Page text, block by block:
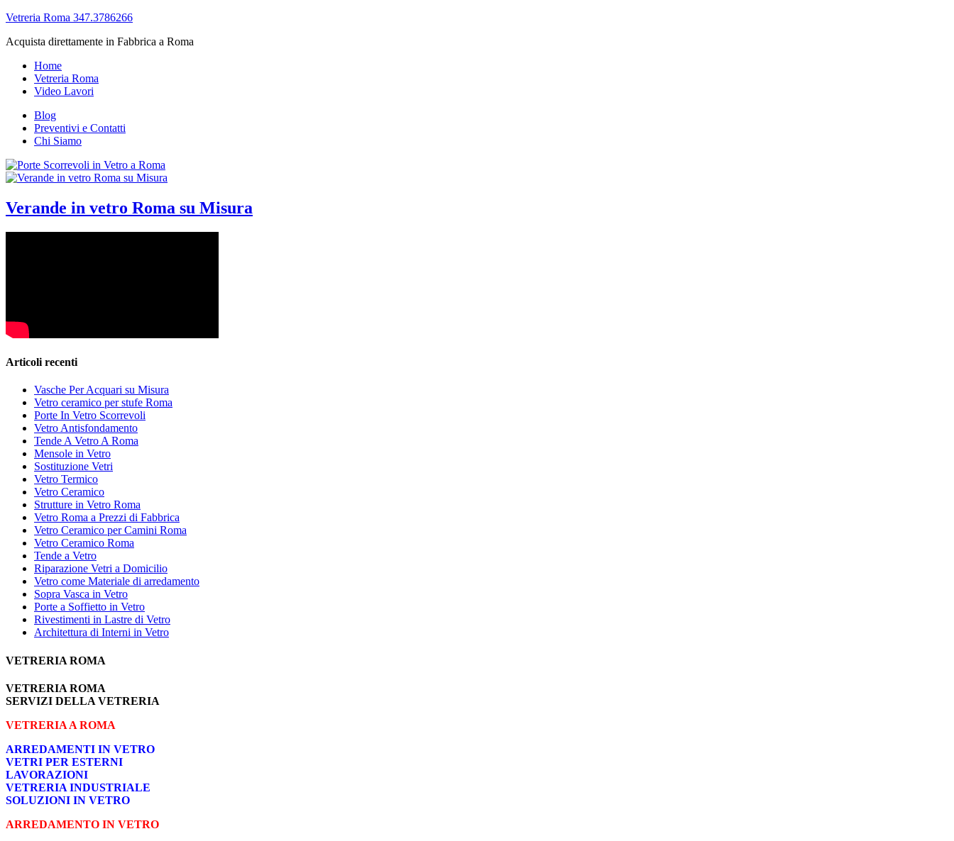
Vetreria Roma 347.3786266
Acquista direttamente in Fabbrica a Roma
Home
Vetreria Roma
Video Lavori
Blog
Preventivi e Contatti
Chi Siamo
Verande in vetro Roma su Misura
Articoli recenti
Vasche Per Acquari su Misura
Vetro ceramico per stufe Roma
Porte In Vetro Scorrevoli
Vetro Antisfondamento
Tende A Vetro A Roma
Mensole in Vetro
Sostituzione Vetri
Vetro Termico
Vetro Ceramico
Strutture in Vetro Roma
Vetro Roma a Prezzi di Fabbrica
Vetro Ceramico per Camini Roma
Vetro Ceramico Roma
Tende a Vetro
Riparazione Vetri a Domicilio
Vetro come Materiale di arredamento
Sopra Vasca in Vetro
Porte a Soffietto in Vetro
Rivestimenti in Lastre di Vetro
Architettura di Interni in Vetro
VETRERIA ROMA
VETRERIA ROMA
SERVIZI DELLA VETRERIA
VETRERIA A ROMA
ARREDAMENTI IN VETRO
VETRI PER ESTERNI
LAVORAZIONI
VETRERIA INDUSTRIALE
SOLUZIONI IN VETRO
ARREDAMENTO IN VETRO